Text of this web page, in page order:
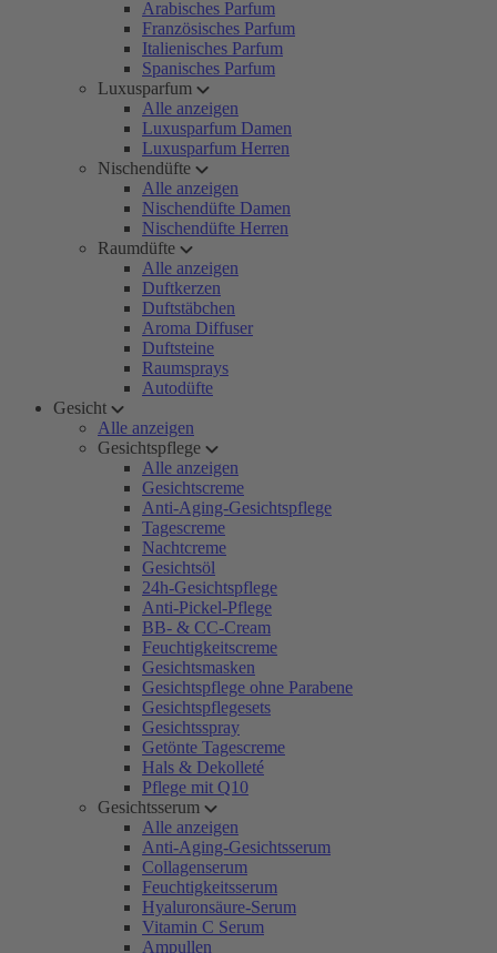
Arabisches Parfum
Französisches Parfum
Italienisches Parfum
Spanisches Parfum
Luxusparfum
Alle anzeigen
Luxusparfum Damen
Luxusparfum Herren
Nischendüfte
Alle anzeigen
Nischendüfte Damen
Nischendüfte Herren
Raumdüfte
Alle anzeigen
Duftkerzen
Duftstäbchen
Aroma Diffuser
Duftsteine
Raumsprays
Autodüfte
Gesicht
Alle anzeigen
Gesichtspflege
Alle anzeigen
Gesichtscreme
Anti-Aging-Gesichtspflege
Tagescreme
Nachtcreme
Gesichtsöl
24h-Gesichtspflege
Anti-Pickel-Pflege
BB- & CC-Cream
Feuchtigkeitscreme
Gesichtsmasken
Gesichtspflege ohne Parabene
Gesichtspflegesets
Gesichtsspray
Getönte Tagescreme
Hals & Dekolleté
Pflege mit Q10
Gesichtsserum
Alle anzeigen
Anti-Aging-Gesichtsserum
Collagenserum
Feuchtigkeitsserum
Hyaluronsäure-Serum
Vitamin C Serum
Ampullen